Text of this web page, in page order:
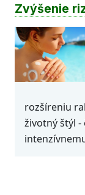
Zvýšenie
rozšíreniu
životný štýl -